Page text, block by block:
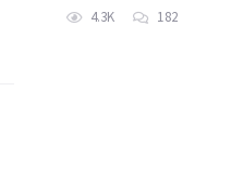
4.3K 182